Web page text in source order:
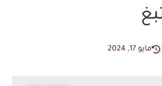
مايو 17, 2024